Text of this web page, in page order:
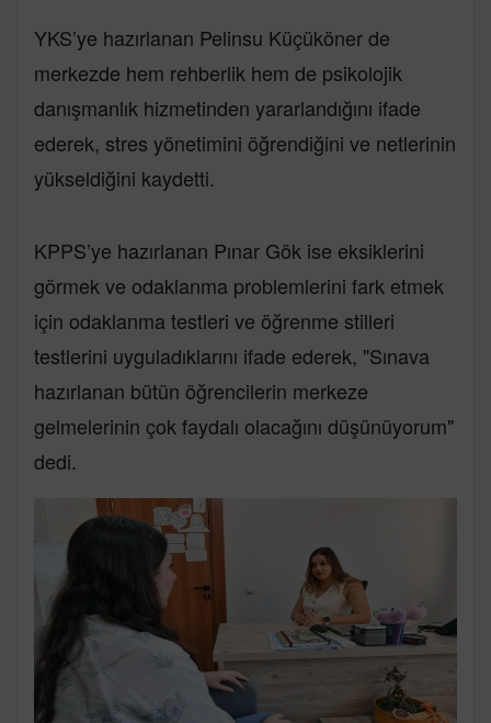
YKS’ye hazırlanan Pelinsu Küçüköner de
merkezde hem rehberlik hem de psikolojik
danışmanlık hizmetinden yararlandığını ifade
ederek, stres yönetimini öğrendiğini ve netlerinin
yükseldiğini kaydetti.
KPPS’ye hazırlanan Pınar Gök ise eksiklerini
görmek ve odaklanma problemlerini fark etmek
için odaklanma testleri ve öğrenme stilleri
testlerini uyguladıklarını ifade ederek, "Sınava
hazırlanan bütün öğrencilerin merkeze
gelmelerinin çok faydalı olacağını düşünüyorum"
dedi.